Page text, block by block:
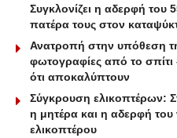
Συγκλονίζει η αδερφή
πατέρα τους στον
Ανατροπή στην υπόθεση
φωτογραφίες από το σπίτι
ότι αποκαλύπτουν
Σύγκρουση ελικοπτέρων:
η μητέρα και η αδερφή
ελικοπτέρου